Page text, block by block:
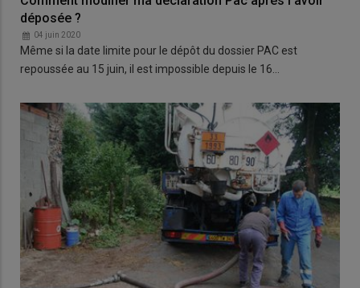
déposée ?
04 juin 2020
Même si la date limite pour le dépôt du dossier PAC est
repoussée au 15 juin, il est impossible depuis le 16…